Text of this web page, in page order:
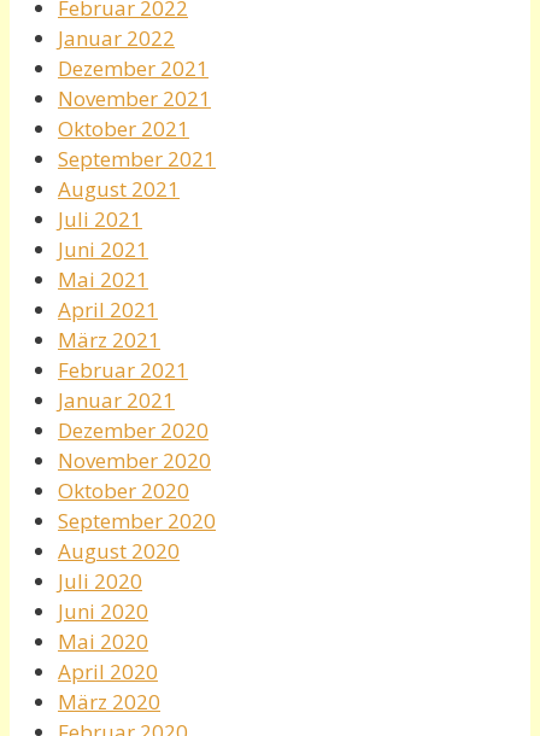
Februar 2022
Januar 2022
Dezember 2021
November 2021
Oktober 2021
September 2021
August 2021
Juli 2021
Juni 2021
Mai 2021
April 2021
März 2021
Februar 2021
Januar 2021
Dezember 2020
November 2020
Oktober 2020
September 2020
August 2020
Juli 2020
Juni 2020
Mai 2020
April 2020
März 2020